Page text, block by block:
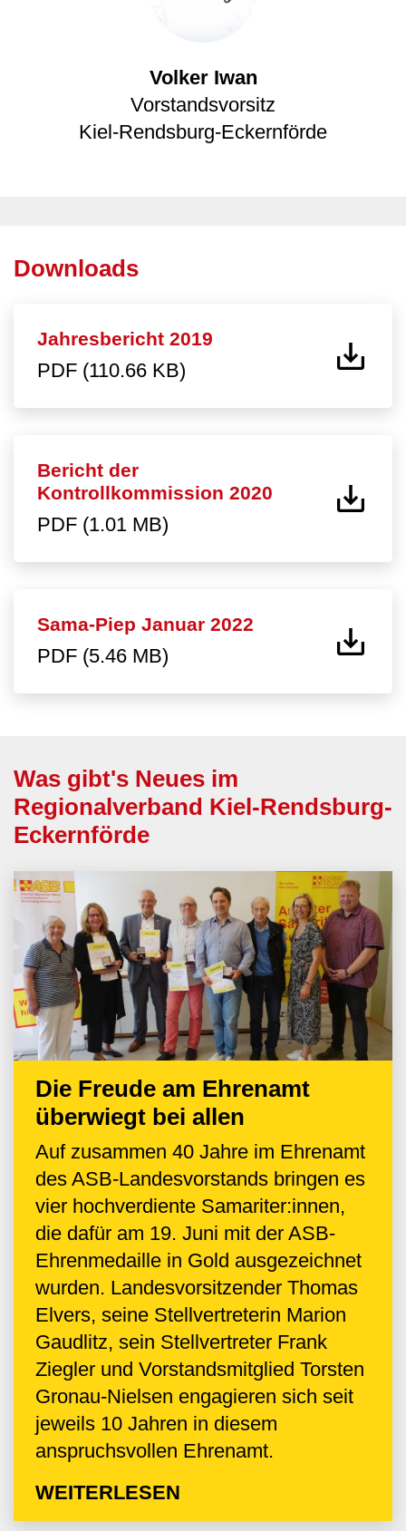
Volker Iwan
Vorstandsvorsitz
Kiel-Rendsburg-Eckernförde
Downloads
Jahresbericht 2019
PDF (110.66 KB)
Bericht der
Kontrollkommission 2020
PDF (1.01 MB)
Sama-Piep Januar 2022
PDF (5.46 MB)
Was gibt's Neues im
Regionalverband Kiel-Rendsburg-
Eckernförde
Die Freude am Ehrenamt
überwiegt bei allen
Auf zusammen 40 Jahre im Ehrenamt
des ASB-Landesvorstands bringen es
vier hochverdiente Samariter:innen,
die dafür am 19. Juni mit der ASB-
Ehrenmedaille in Gold ausgezeichnet
wurden. Landesvorsitzender Thomas
Elvers, seine Stellvertreterin Marion
Gaudlitz, sein Stellvertreter Frank
Ziegler und Vorstandsmitglied Torsten
Gronau-Nielsen engagieren sich seit
jeweils 10 Jahren in diesem
anspruchsvollen Ehrenamt.
WEITERLESEN